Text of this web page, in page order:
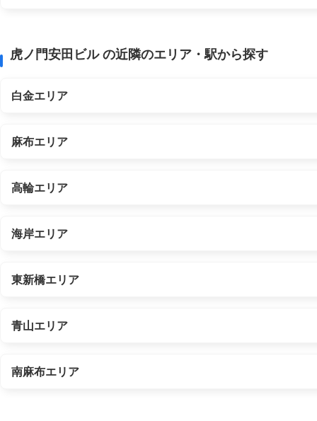
虎ノ門安田ビル の近隣のエリア・駅から探す
白金エリア
麻布エリア
高輪エリア
海岸エリア
東新橋エリア
青山エリア
南麻布エリア